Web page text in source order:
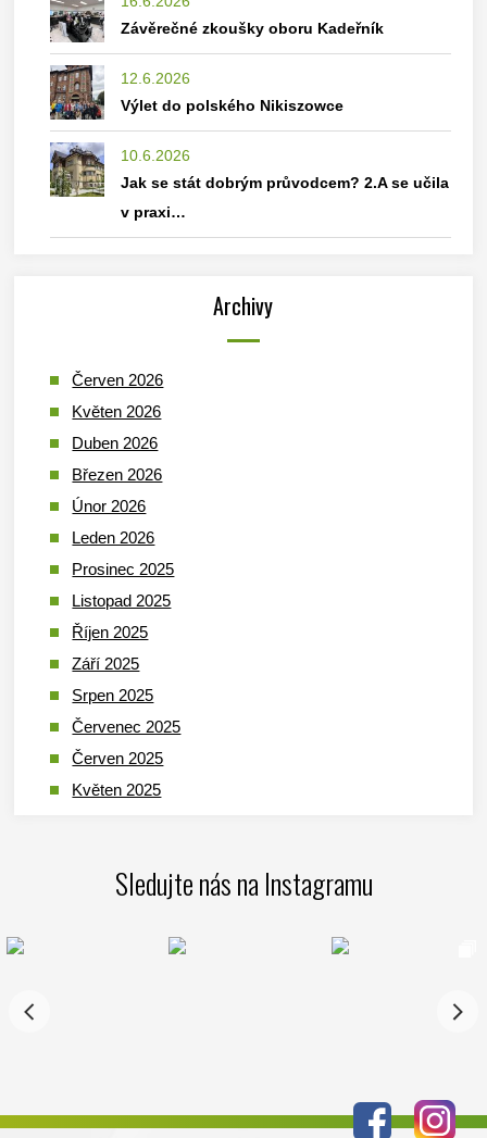
Závěrečné zkoušky oboru Kadeřník
12.6.2026
Výlet do polského Nikiszowce
10.6.2026
Jak se stát dobrým průvodcem? 2.A se učila
v praxi…
Archivy
Červen 2026
Květen 2026
Duben 2026
Březen 2026
Únor 2026
Leden 2026
Prosinec 2025
Listopad 2025
Říjen 2025
Září 2025
Srpen 2025
Červenec 2025
Červen 2025
Květen 2025
Leden 2025
Listopad 2024
Sledujte nás na Instagramu